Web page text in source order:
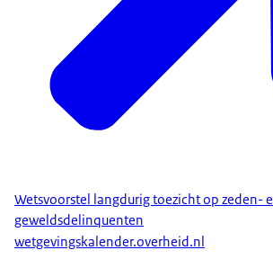
Wetsvoorstel langdurig toezicht op zeden-
geweldsdelinquenten
wetgevingskalender.overheid.nl